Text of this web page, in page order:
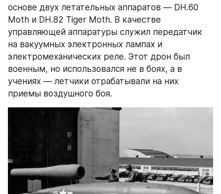
основе двух летательных аппаратов — DH.60
Moth и DH.82 Tiger Moth. В качестве
управляющей аппаратуры служил передатчик
на вакуумных электронных лампах и
электромеханических реле. Этот дрон был
военным, но использовался не в боях, а в
учениях — летчики отрабатывали на них
приемы воздушного боя.